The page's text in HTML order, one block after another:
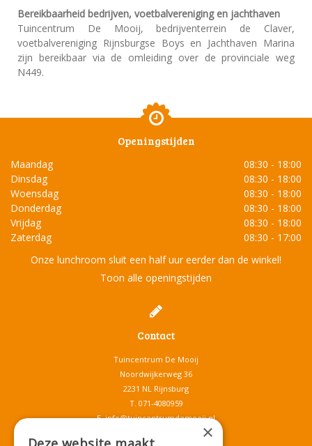
Bereikbaarheid bedrijven, voetbalvereniging en jachthaven
Tuincentrum De Mooij, bedrijventerrein de Claver,
voetbalvereniging Rijnsburgse Boys en Jachthaven Marina
zijn bereikbaar via de omleiding over de provinciale weg
N449.
Openingstijden
Maandag
08:30 - 18:00
Dinsdag
08:30 - 18:00
Woensdag
08:30 - 18:00
Donderdag
08:30 - 18:00
Vrijdag
08:30 - 18:00
Zaterdag
08:30 - 17:00
Onze lunchroom sluit een half uur eerder dan de winkel!
Toon alle openingstijden
Contact
Tuincentrum De Mooij
Noordwijkerweg 36
2231 NL Rijnsburg
T. 071-4080959
E.info@tuincentrumdemooij.nl
×